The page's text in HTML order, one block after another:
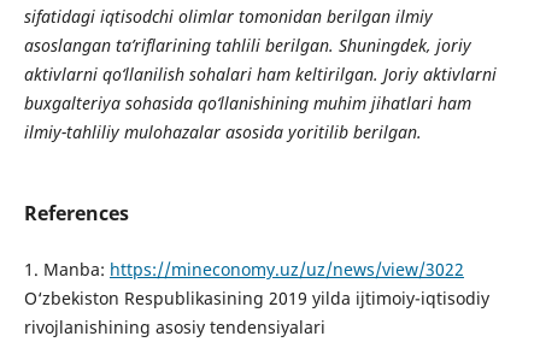
sifatidagi iqtisodchi olimlar tomonidan berilgan ilmiy
asoslangan ta’riflarining tahlili berilgan. Shuningdek, joriy
aktivlarni qo‘llanilish sohalari ham keltirilgan. Joriy aktivlarni
buxgalteriya sohasida qo‘llanishining muhim jihatlari ham
ilmiy-tahliliy mulohazalar asosida yoritilib berilgan.
References
1. Manba: https://mineconomy.uz/uz/news/view/3022
O‘zbekiston Respublikasining 2019 yilda ijtimoiy-iqtisodiy
rivojlanishining asosiy tendensiyalari